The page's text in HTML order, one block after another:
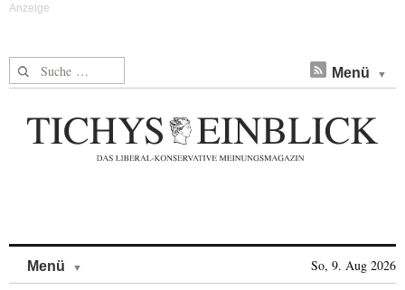
Suche nach: Menü
Menü So, 9. Aug 2026